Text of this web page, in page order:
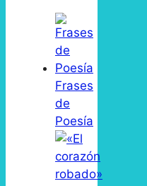
Frases
de
Poesía